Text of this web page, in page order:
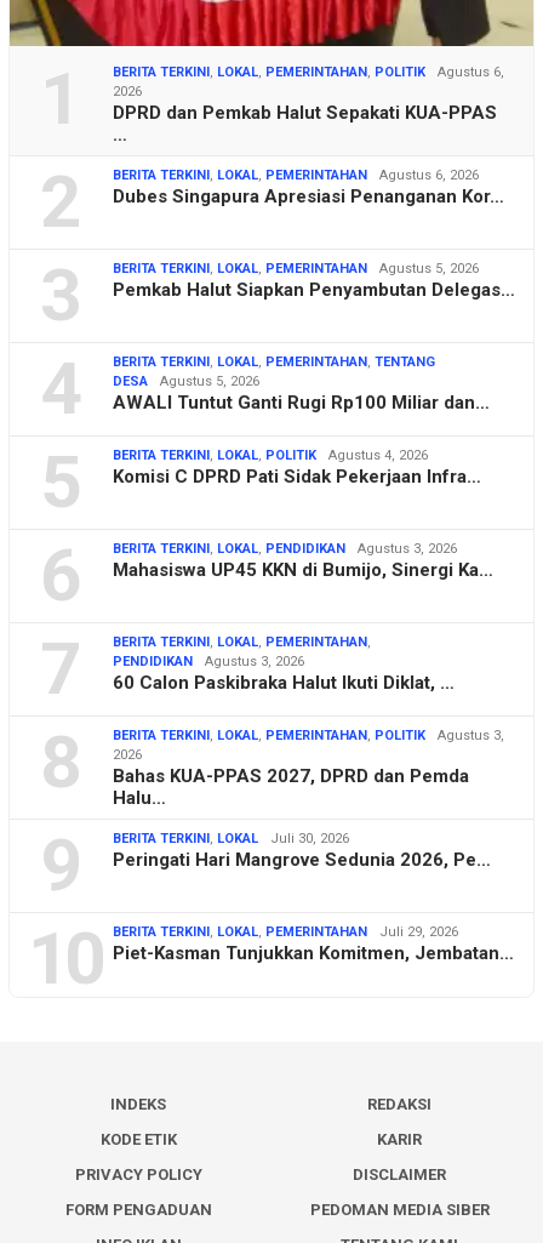
1 BERITA TERKINI LOKAL PEMERINTAHAN POLITIK
Agustus 6,
2026
DPRD dan Pemkab Halut Sepakati KUA-PPAS
…
2 BERITA TERKINI LOKAL PEMERINTAHAN Agustus 6, 2026
Dubes Singapura Apresiasi Penanganan Kor…
3 BERITA TERKINI LOKAL PEMERINTAHAN Agustus 5, 2026
Pemkab Halut Siapkan Penyambutan Delegas…
4 BERITA TERKINI LOKAL PEMERINTAHAN TENTANG
DESA
Agustus 5, 2026
AWALI Tuntut Ganti Rugi Rp100 Miliar dan…
5 BERITA TERKINI LOKAL POLITIK Agustus 4, 2026
Komisi C DPRD Pati Sidak Pekerjaan Infra…
6 BERITA TERKINI LOKAL PENDIDIKAN Agustus 3, 2026
Mahasiswa UP45 KKN di Bumijo, Sinergi Ka…
7 BERITA TERKINI LOKAL PEMERINTAHAN
PENDIDIKAN
Agustus 3, 2026
60 Calon Paskibraka Halut Ikuti Diklat, …
8 BERITA TERKINI LOKAL PEMERINTAHAN POLITIK
Agustus 3,
2026
Bahas KUA-PPAS 2027, DPRD dan Pemda
Halu…
9 BERITA TERKINI LOKAL Juli 30, 2026
Peringati Hari Mangrove Sedunia 2026, Pe…
10 BERITA TERKINI LOKAL PEMERINTAHAN Juli 29, 2026
Piet-Kasman Tunjukkan Komitmen, Jembatan…
INDEKS
REDAKSI
KODE ETIK
KARIR
PRIVACY POLICY
DISCLAIMER
FORM PENGADUAN
PEDOMAN MEDIA SIBER